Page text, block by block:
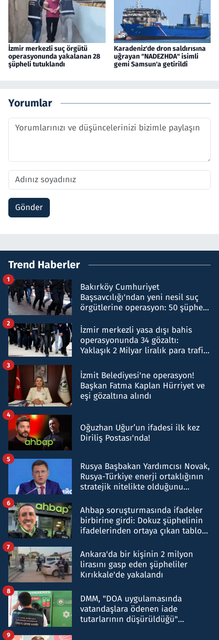
İzmir merkezli suç örgütü
operasyonunda yakalanan 28
şüpheli tutuklandı
Karadeniz'de dron saldırısına
uğrayan "NADEZHDA" isimli
gemi Samsun'a getirildi
Yorumlar
Gönder
Trend Haberler
Bakırköy Cumhuriyet
Başsavcılığı'ndan yeni nesil suç
örgütlerine operasyon: 50 şüpheli
1
İzmir merkezli yasa dışı bahis
operasyonunda 34 gözaltı:
Yaklaşık 2 Milyar liralık para trafiği
2
İzmit Belediyesi'ne operasyon!
Başkan Fatma Kaplan Hürriyet ve
eşi gözaltına alındı
3
Oğuzhan Uğur’un ifadesi ilk kez
Diriliş Postası'nda!
4
Rusya Başbakan Yardımcısı Novak,
Rusya-Türkiye enerji ortaklığının
stratejik nitelikte olduğunu
5
Ahbap soruşturmasında ifadeler
birbirine girdi: Dokuz şüphelinin
ifadelerinden ortaya çıkan tablo
6
Ankara'da bir kişinin 2 milyon
lirasını gasp eden şüpheliler
Kırıkkale'de yakalandı
7
DMM, "DOA uygulamasında
vatandaşlara ödenen iade
tutarlarının düşürüldüğü"
8
9